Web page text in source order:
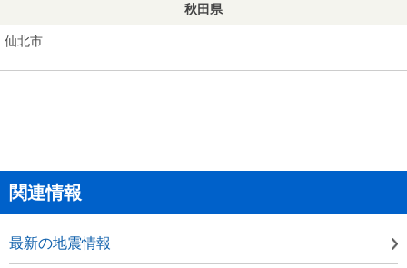
秋田県
仙北市
関連情報
最新の地震情報